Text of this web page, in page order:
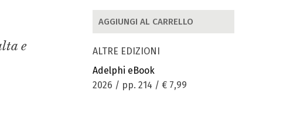
e
AGGIUNGI AL CARRELLO
ALTRE EDIZIONI
Adelphi eBook
2026 / pp. 214 / € 7,99